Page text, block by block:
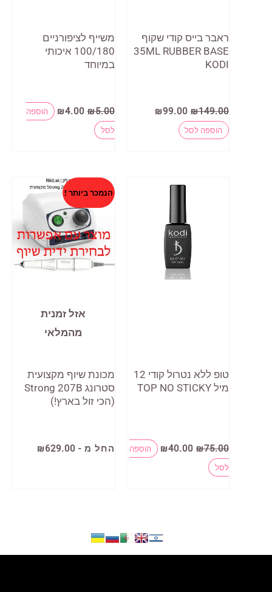
ראבר בייס קודי שקוף
35ML RUBBER BASE
KODI
₪149.00
המחיר
המקורי
היה:
₪149.00.
₪99.00
הוספה לסל
משייף לציפורניים
100/180 איכותי
במיוחד
₪5.00
המחיר
המקורי
₪4.00
המחיר
הנוכחי
הוספה
לסל
טופ ללא נטרול קודי 12
מיל TOP NO STICKY
₪75.00
המחיר
המקורי
₪40.00
המחיר
הנוכחי
הוספה
לסל
הנמכר ביותר !
אזל זמנית
מהמלאי
מכונת שיוף מקצועית
סטרונג Strong 207B
(הכי זול בארץ!)
החל מ - ₪629.00